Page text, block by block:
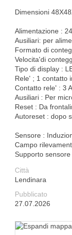
Dimensioni
Alimentazione :
Ausiliari: per
Formato di
Velocita'di
Tipo di display :
Rele' ; 1 contatto
Contatto rele' : 3
Ausiliari : Per
Reset : Da
Autoreset : dopo
Sensore :
Campo
Supporto
Città
Lendinara
Pubblicato
27.07.2026